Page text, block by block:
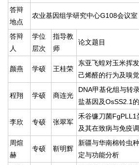
答辩
地点
农业基因组学研究中心G108会议室
答辩
人
学位
层次
指导教
师
论文题目
颜燕 学硕 王桂荣
东亚飞蝗对玉米挥
己烯醛的行为及嗅
程翔 学硕 商连光
DNA甲基化组与转
盐基因及OsSS2.1
李欣 专硕 张翠军
禾谷镰刀菌FgPLL1
及其在致病与免疫
周煊
赫
专硕 靳明辉
新疆与华南棉铃虫
定与功能分析